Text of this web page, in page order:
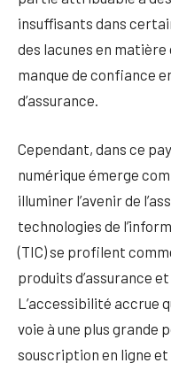
insuffisants dans
des lacunes en matière
manque de confiance
d’assurance.
Cependant, dans ce
numérique émerge
illuminer l’avenir de
technologies de
(TIC) se profilent
produits d’assurance
L’accessibilité accrue
voie à une plus grande
souscription en ligne